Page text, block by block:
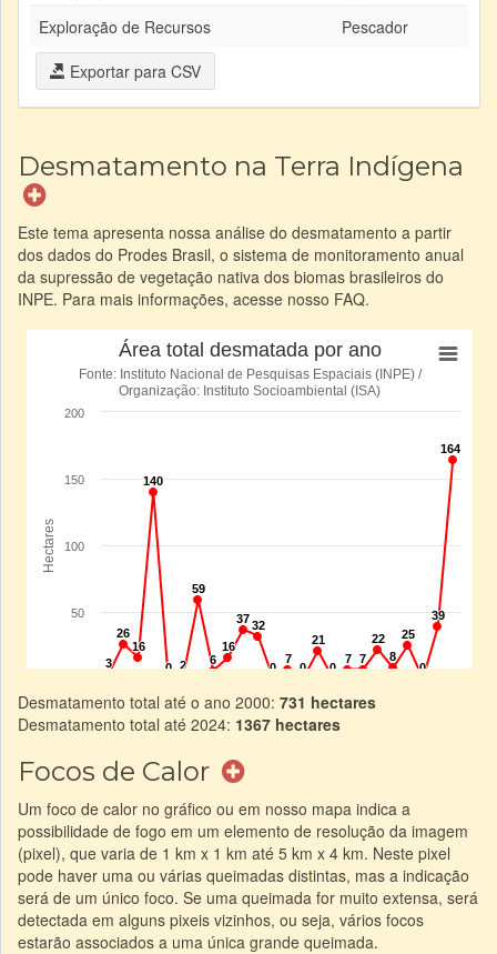
Exploração de Recursos
Pescador
Exportar para CSV
Desmatamento na Terra Indígena
Este tema apresenta nossa análise do desmatamento a partir
dos dados do Prodes Brasil, o sistema de monitoramento anual
da supressão de vegetação nativa dos biomas brasileiros do
INPE. Para mais informações, acesse nosso FAQ.
Desmatamento total até o ano 2000: 731 hectares
Desmatamento total até 2024: 1367 hectares
Focos de Calor
Um foco de calor no gráfico ou em nosso mapa indica a
possibilidade de fogo em um elemento de resolução da imagem
(pixel), que varia de 1 km x 1 km até 5 km x 4 km. Neste pixel
pode haver uma ou várias queimadas distintas, mas a indicação
será de um único foco. Se uma queimada for muito extensa, será
detectada em alguns pixeis vizinhos, ou seja, vários focos
estarão associados a uma única grande queimada.